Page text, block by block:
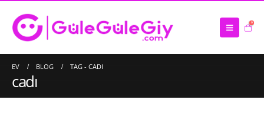
0
EV BLOG TAG - CADI
cadı